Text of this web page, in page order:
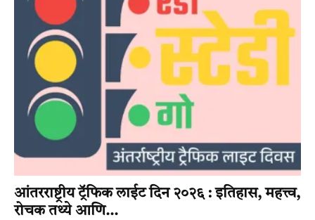
आंतरराष्ट्रीय ट्रॅफिक लाईट दिन २०२६ : इतिहास, महत्त्व,
रोचक तथ्ये आणि...